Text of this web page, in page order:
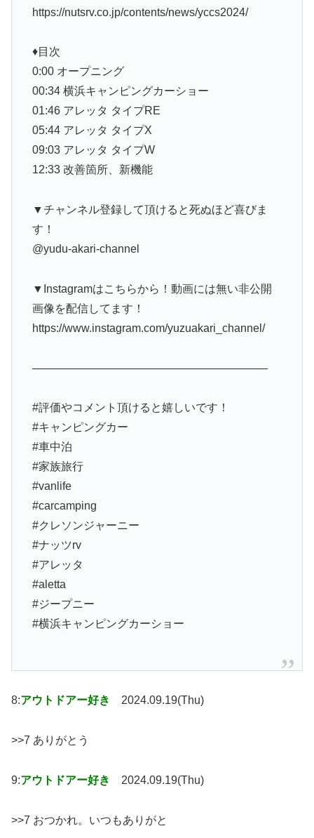
https://nutsrv.co.jp/contents/news/yccs2024/
♦︎目次
0:00 オープニング
00:34 横浜キャンピングカーショー
01:46 アレッタ タイプRE
05:44 アレッタ タイプX
09:03 アレッタ タイプW
12:33 改善箇所、新機能
▼チャンネル登録して頂けると死ぬほど喜びま
す！
@yudu-akari-channel
▼Instagramはこちらから！動画には無い非公開
画像を配信してます！
https://www.instagram.com/yuzuakari_channel/
—————————————————————
#評価やコメント頂けると嬉しいです！
#キャンピングカー
#車中泊
#家族旅行
#vanlife
#carcamping
#クレソンジャーニー
#ナッツrv
#アレッタ
#aletta
#ジープニー
#横浜キャンピングカーショー
8:アウトドアー好き 2024.09.19(Thu)
>>7 ありがとう
9:アウトドアー好き 2024.09.19(Thu)
>>7 おつかれ。いつもありがと